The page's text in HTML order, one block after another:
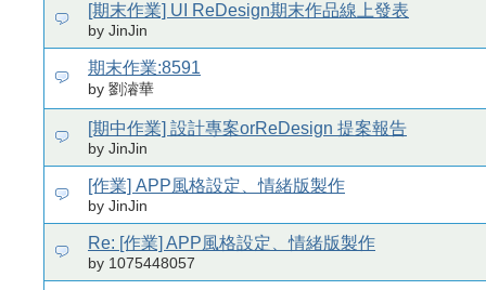
[期末作業] UI ReDesign期末作品線上發表
by JinJin
期末作業:8591
by 劉濬華
[期中作業] 設計專案orReDesign 提案報告
by JinJin
[作業] APP風格設定、情緒版製作
by JinJin
Re: [作業] APP風格設定、情緒版製作
by 1075448057